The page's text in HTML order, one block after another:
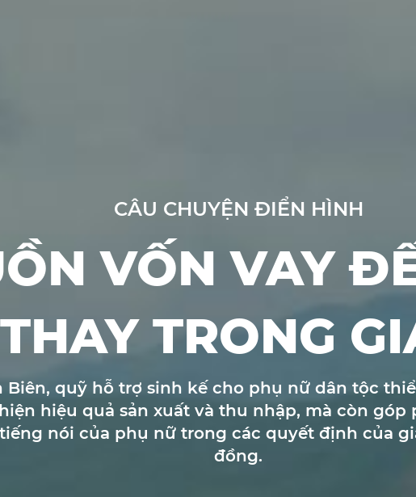
CÂU CHUYỆN ĐIỂN HÌNH
VỐN VAY
TRONG
Biên, quỹ hỗ trợ sinh kế cho phụ nữ dân tộc
hiệu quả sản xuất và thu nhập, mà còn góp
nói của phụ nữ trong các quyết định của
đồng.